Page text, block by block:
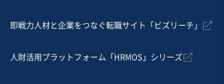
即戦力人材と企業をつなぐ転職サイト「ビズリーチ」
人財活用プラットフォーム「HRMOS」シリーズ